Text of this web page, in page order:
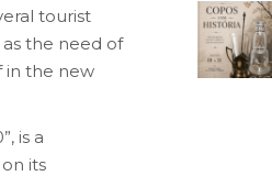
tourist
the need of
in the new
is a
its